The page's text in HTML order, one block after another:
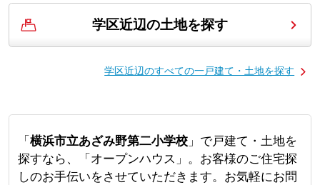
学区近辺の土地を探す
学区近辺のすべての一戸建て・土地を探す
「 横浜市立あざみ野第二小学校」で戸建て・土地を
探すなら、「オープンハウス」。お客様のご住宅探
しのお手伝いをさせていただきます。お気軽にお問